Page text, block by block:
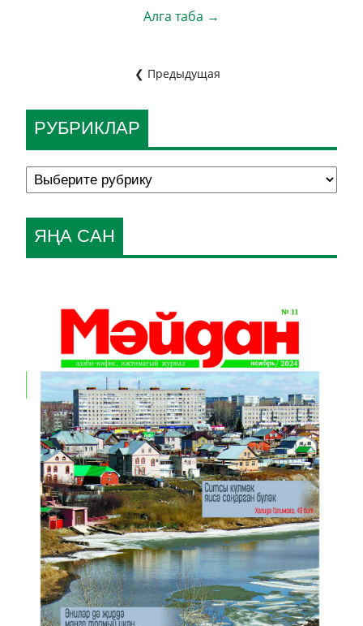
Алга таба →
❮ Предыдущая
РУБРИКЛАР
ЯҢА САН